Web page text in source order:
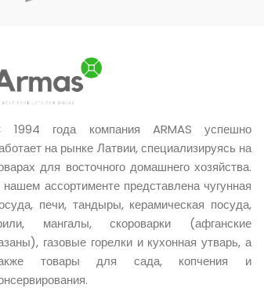
1994 года компания ARMAS успешно
на рынке Латвии, специализируясь на
для восточного домашнего хозяйства.
ассортименте представлена чугунная
печи, тандыры, керамическая посуда,
мангалы, скороварки (афганские
газовые горелки и кухонная утварь, а
товары для сада, копчения и